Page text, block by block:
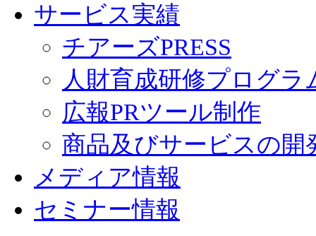
サービス実績
チアーズPRESS
人財育成研修プログラ
広報PRツール制作
商品及びサービスの開
メディア情報
セミナー情報